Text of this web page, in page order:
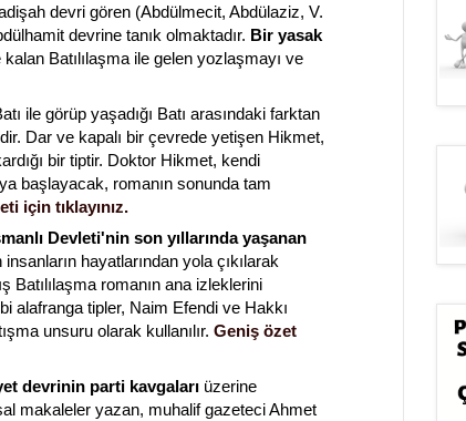
devri gören (Abdülmecit, Abdülaziz, V.
devrine tanık olmaktadır. Bir yasak
Batılılaşma ile gelen yozlaşmayı ve
ile görüp yaşadığı Batı arasındaki farktan
Dar ve kapalı bir çevrede yetişen Hikmet,
bir tiptir. Doktor Hikmet, kendi
başlayacak, romanın sonunda tam
için tıklayınız.
Devleti'nin son yıllarında yaşanan
hayatlarından yola çıkılarak
Batılılaşma romanın ana izleklerini
alafranga tipler, Naim Efendi ve Hakkı
unsuru olarak kullanılır. Geniş özet
devrinin parti kavgalarıüzerine
makaleler yazan, muhalif gazeteci Ahmet